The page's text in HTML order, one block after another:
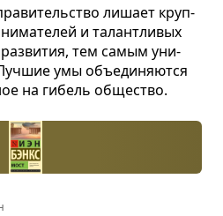
лишает круп­
и талантли­вых
тем самым уни­
умы объеди­ня­ются
на гибель обще­ство.